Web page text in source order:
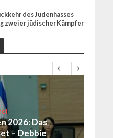
des Judenhasses
zweier jüdischer Kämpfer
2026: Das
– Debbie